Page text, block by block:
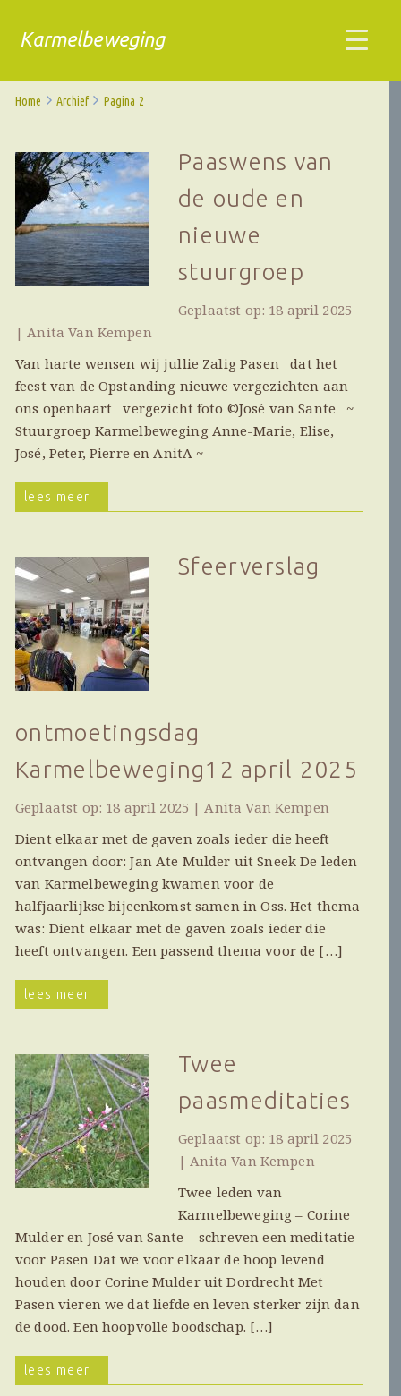
Home Archief Pagina 2
Paaswens van
de oude en
nieuwe
stuurgroep
Geplaatst op: 18 april 2025
| Anita Van Kempen
Van harte wensen wij jullie Zalig Pasen dat het
feest van de Opstanding nieuwe vergezichten aan
ons openbaart vergezicht foto ©José van Sante ~
Stuurgroep Karmelbeweging Anne-Marie, Elise,
José, Peter, Pierre en AnitA ~
lees meer
Sfeerverslag
ontmoetingsdag
Karmelbeweging12 april 2025
Geplaatst op: 18 april 2025 | Anita Van Kempen
Dient elkaar met de gaven zoals ieder die heeft
ontvangen door: Jan Ate Mulder uit Sneek De leden
van Karmelbeweging kwamen voor de
halfjaarlijkse bijeenkomst samen in Oss. Het thema
was: Dient elkaar met de gaven zoals ieder die
heeft ontvangen. Een passend thema voor de […]
lees meer
Twee
paasmeditaties
Geplaatst op: 18 april 2025
| Anita Van Kempen
Twee leden van
Karmelbeweging – Corine
Mulder en José van Sante – schreven een meditatie
voor Pasen Dat we voor elkaar de hoop levend
houden door Corine Mulder uit Dordrecht Met
Pasen vieren we dat liefde en leven sterker zijn dan
de dood. Een hoopvolle boodschap. […]
lees meer
Karmelbeweging